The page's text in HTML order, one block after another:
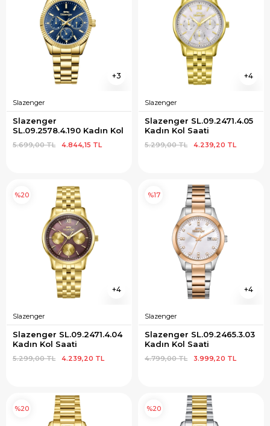
3
Slazenger
Slazenger
SL.09.2578.4.190 Kadın Kol
4.844,15 TL
5.699,00 TL
4
Slazenger
Slazenger SL.09.2471.4.05
Kadın Kol Saati
4.239,20 TL
5.299,00 TL
4
Slazenger
Slazenger SL.09.2471.4.04
Kadın Kol Saati
4.239,20 TL
5.299,00 TL
%20
4
Slazenger
Slazenger SL.09.2465.3.03
Kadın Kol Saati
3.999,20 TL
4.799,00 TL
%17
%20 %20